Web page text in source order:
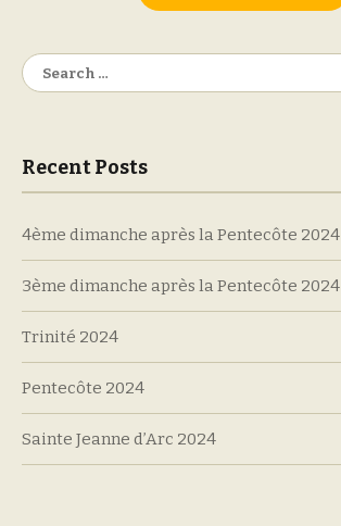
Search
for:
Recent Posts
4ème dimanche après la Pentecôte 2024
3ème dimanche après la Pentecôte 2024
Trinité 2024
Pentecôte 2024
Sainte Jeanne d’Arc 2024